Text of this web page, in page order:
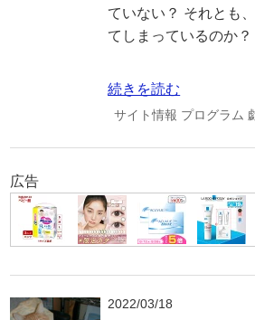
ていない？ それとも
てしまっているのか？
続きを読む
サイト情報 プログラム
広告
2022/03/18